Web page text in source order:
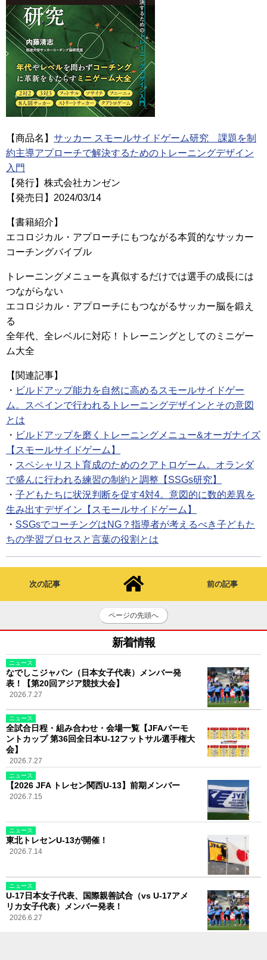
【商品名】 サッカー スモールサイドゲーム研究 課題を制
約主導アプローチで解決するためのトレーニングデザイン
入門
【発行】株式会社カンゼン
【発売日】2024/03/14
【書籍紹介】
エコロジカル・アプローチにもつながる本質的なサッカー
コーチングバイブル
トレーニングメニューを真似するだけでは選手の成長には
つながらない
エコロジカル・アプローチにもつながるサッカー脳を鍛え
る
全年代、全レベルに対応！トレーニングとしてのミニゲー
ム大全
【関連記事】
・ ビルドアップ能力を自然に高めるスモールサイドゲー
ム。スペインで行われるトレーニングデザインとその意図
とは
・ ビルドアップを磨くトレーニングメニュー&オーガナイズ
【スモールサイドゲーム】
・ スペシャリスト育成のためのクアトロゲーム。オランダ
で盛んに行われる練習の制約と調整【SSGs研究】
・ 子どもたちに状況判断を促す4対4。意図的に数的差異を
生み出すデザイン【スモールサイドゲーム】
・ SSGsでコーチングはNG？指導者が考えるべき子どもた
ちの学習プロセスと言葉の役割とは
次の記事 前の記事
ページの先頭へ
新着情報
ニュース
なでしこジャパン（日本女子代表）メンバー発
表！【第20回アジア競技大会】
2026.7.27
ニュース
全試合日程・組み合わせ・会場一覧【JFAバーモ
ントカップ 第36回全日本U-12フットサル選手権大
会】
2026.7.27
ニュース
【2026 JFA トレセン関西U-13】前期メンバー
2026.7.15
ニュース
東北トレセンU-13が開催！
2026.7.14
ニュース
U-17日本女子代表、国際親善試合（vs U-17アメ
リカ女子代表）メンバー発表！
2026.6.27